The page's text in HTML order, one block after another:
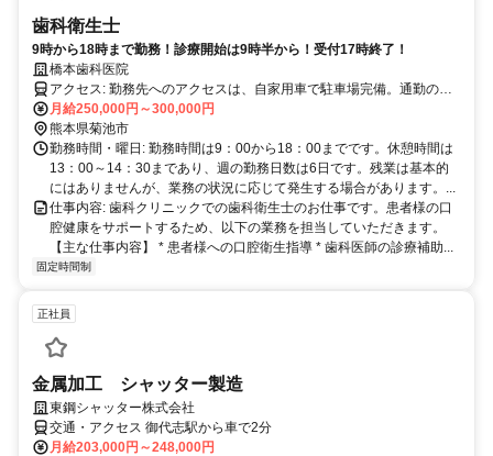
歯科衛生士
9時から18時まで勤務！診療開始は9時半から！受付17時終了！
橋本歯科医院
アクセス: 勤務先へのアクセスは、自家用車で駐車場完備。通勤のし
やすさも考慮されており、快適な職場環境をご提供いたします。
月給250,000円～300,000円
熊本県菊池市
勤務時間・曜日: 勤務時間は9：00から18：00までです。休憩時間は
13：00～14：30まであり、週の勤務日数は6日です。残業は基本的
にはありませんが、業務の状況に応じて発生する場合があります。...
仕事内容: 歯科クリニックでの歯科衛生士のお仕事です。患者様の口
腔健康をサポートするため、以下の業務を担当していただきます。
【主な仕事内容】 * 患者様への口腔衛生指導 * 歯科医師の診療補助...
固定時間制
正社員
金属加工 シャッター製造
東鋼シャッター株式会社
交通・アクセス 御代志駅から車で2分
月給203,000円～248,000円